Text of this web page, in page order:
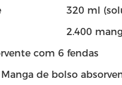
320 ml
2.400
com 6 fendas
Manga de bolso